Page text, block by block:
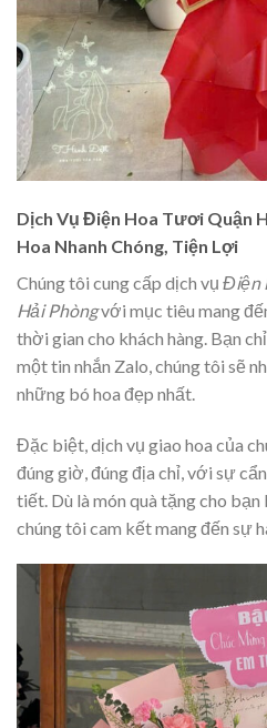
Dịch Vụ Điện Hoa Tươi Quận
Hoa Nhanh Chóng, Tiện Lợi
Chúng tôi cung cấp dịch vụ Điện
Hải Phòngvới mục tiêu mang
thời gian cho khách hàng. Bạn
một tin nhắn Zalo, chúng tôi sẽ
những bó hoa đẹp nhất.
Đặc biệt, dịch vụ giao hoa của
đúng giờ, đúng địa chỉ, với sự
tiết. Dù là món quà tặng cho bạn
chúng tôi cam kết mang đến sự